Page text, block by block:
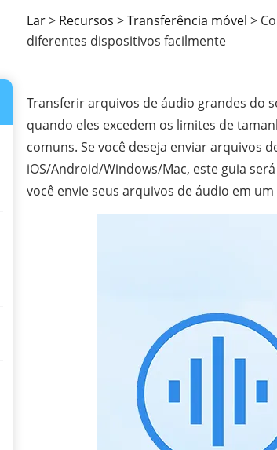
Lar> Recursos >Transferência móvel >
diferentes dispositivos facilmente
Transferir arquivos de áudio grandes do
quando eles excedem os limites de
comuns. Se você deseja enviar arquivos
iOS/Android/Windows/Mac, este guia
você envie seus arquivos de áudio em